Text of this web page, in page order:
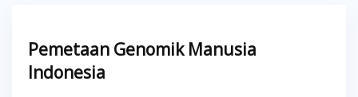
Pemetaan Genomik Manusia
Indonesia